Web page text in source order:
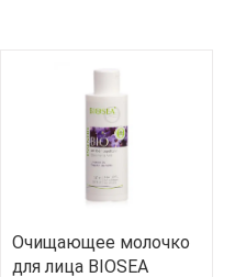
Очищающее молочко
для лица BIOSEA